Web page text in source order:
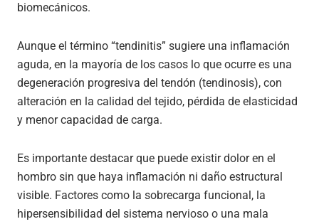
biomecánicos.
Aunque el término “tendinitis” sugiere una inflamación
aguda, en la mayoría de los casos lo que ocurre es una
degeneración progresiva del tendón (tendinosis), con
alteración en la calidad del tejido, pérdida de elasticidad
y menor capacidad de carga.
Es importante destacar que puede existir dolor en el
hombro sin que haya inflamación ni daño estructural
visible. Factores como la sobrecarga funcional, la
hipersensibilidad del sistema nervioso o una mala